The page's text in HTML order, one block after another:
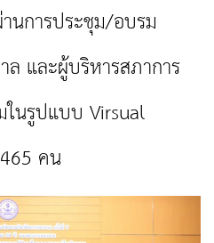
นการประชุม/อบรม
ล และผู้บริหารสภาการ
ในรูปแบบ Virsual
คน